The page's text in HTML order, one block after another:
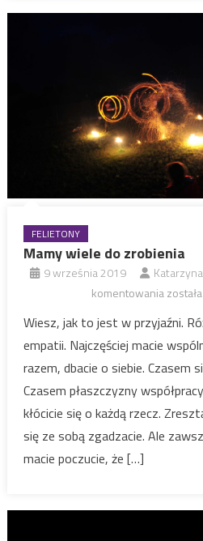
FELIETONY
Mamy wiele do zrobienia
9 września 2019
komentowaniaMamy
do
Wiesz, jak to jest w przyjaźni.
empatii. Najczęściej macie
razem, dbacie o siebie. Czasem
Czasem płaszczyzny
kłócicie się o każdą rzecz.
się ze sobą zgadzacie. Ale
macie poczucie, że […]